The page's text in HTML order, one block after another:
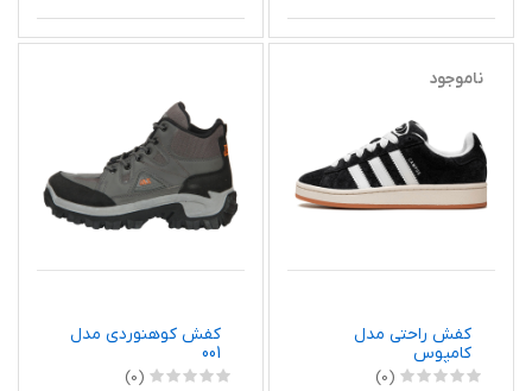
ناموجود
کفش راحتی مدل
کامپوس
(0)
کفش کوهنوردی مدل
001
(0)